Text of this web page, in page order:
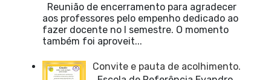
Reunião de encerramento para agradecer
aos professores pelo empenho dedicado ao
fazer docente no I semestre. O momento
também foi aproveit...
Convite e pauta de acolhimento.